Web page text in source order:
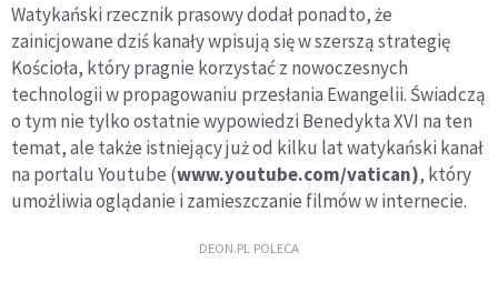
Watykański rzecznik prasowy dodał ponadto, że
zainicjowane dziś kanały wpisują się w szerszą strategię
Kościoła, który pragnie korzystać z nowoczesnych
technologii w propagowaniu przesłania Ewangelii. Świadczą
o tym nie tylko ostatnie wypowiedzi Benedykta XVI na ten
temat, ale także istniejący już od kilku lat watykański kanał
na portalu Youtube (www.youtube.com/vatican), który
umożliwia oglądanie i zamieszczanie filmów w internecie.
DEON.PL POLECA